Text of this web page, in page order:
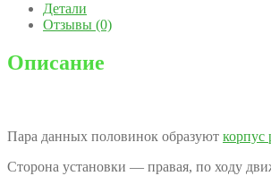
Детали
Отзывы (0)
Описание
Пара данных половинок образуют корпус
Сторона установки — правая, по ходу